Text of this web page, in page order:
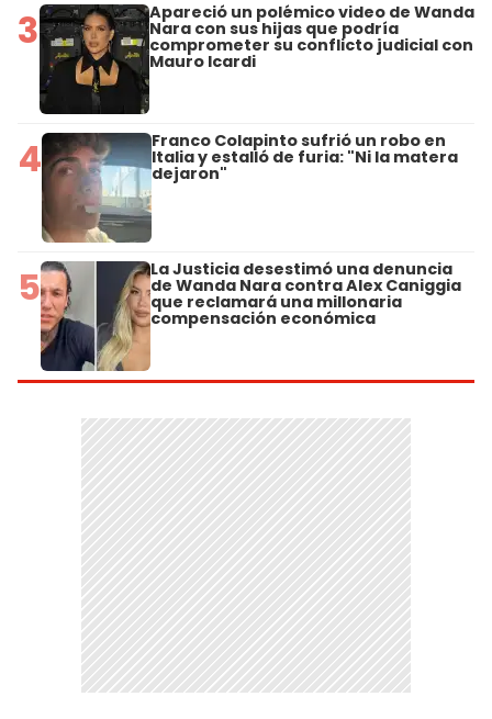
3 Apareció un polémico video de Wanda
Nara con sus hijas que podría
comprometer su conflicto judicial con
Mauro Icardi
4 Franco Colapinto sufrió un robo en
Italia y estalló de furia: "Ni la matera
dejaron"
5 La Justicia desestimó una denuncia
de Wanda Nara contra Alex Caniggia
que reclamará una millonaria
compensación económica